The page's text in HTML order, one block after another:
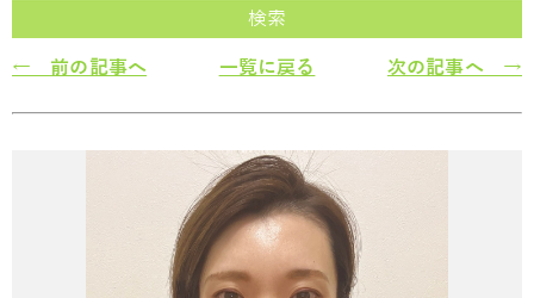
検索
← 前の記事へ 一覧に戻る 次の記事へ →